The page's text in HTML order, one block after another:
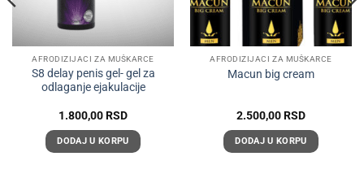
AFRODIZIJACI ZA MUŠKARCE
S8 delay penis gel- gel za
odlaganje ejakulacije
1.800,00RSD
DODAJ U KORPU
AFRODIZIJACI ZA MUŠKARCE
Macun big cream
2.500,00RSD
DODAJ U KORPU